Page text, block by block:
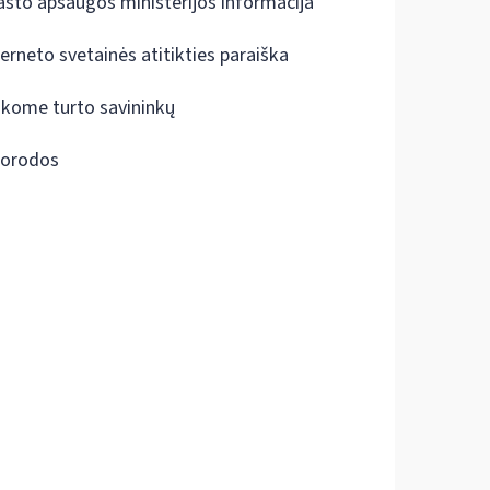
svetainės atitikties paraiška
turto savininkų